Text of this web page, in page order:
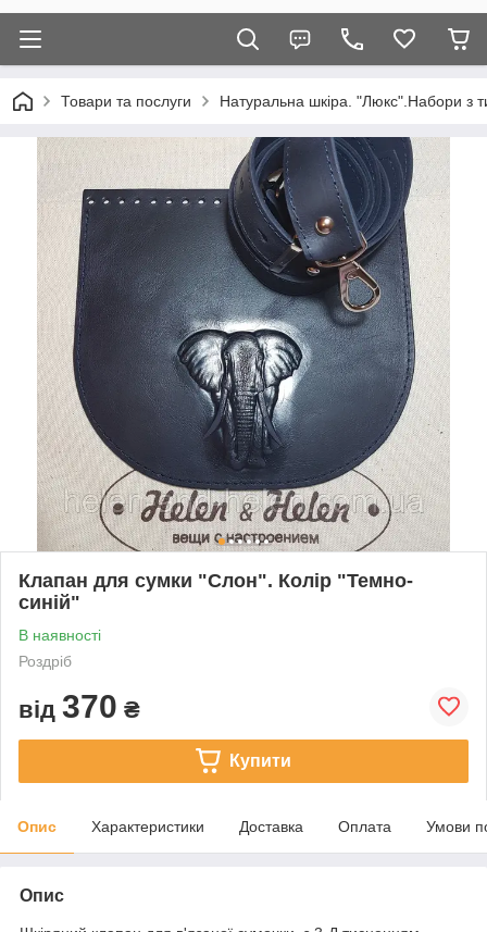
Товари та послуги Натуральна шкіра. "Люкс".Набори з
Клапан для сумки "Слон". Колір "Темно-
синій"
В наявності
Роздріб
від 370 ₴
Купити
Опис Характеристики Доставка Оплата Умови
Опис